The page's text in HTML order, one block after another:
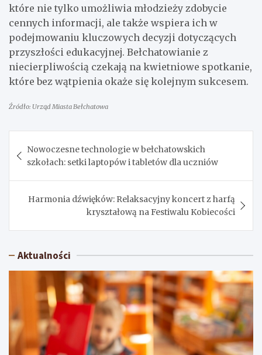
które nie tylko umożliwia młodzieży zdobycie
cennych informacji, ale także wspiera ich w
podejmowaniu kluczowych decyzji dotyczących
przyszłości edukacyjnej. Bełchatowianie z
niecierpliwością czekają na kwietniowe spotkanie,
które bez wątpienia okaże się kolejnym sukcesem.
Źródło: Urząd Miasta Bełchatowa
wpisu
Nowoczesne technologie w bełchatowskich
szkołach: setki laptopów i tabletów dla uczniów
Harmonia dźwięków: Relaksacyjny koncert z harfą
kryształową na Festiwalu Kobiecości
Aktualności